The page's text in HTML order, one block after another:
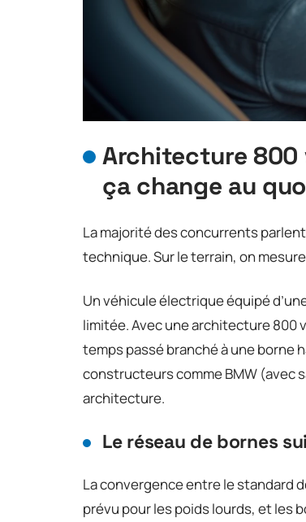
Architecture 800
ça change au
La majorité des concurrents
technique. Sur le terrain, on
Un véhicule électrique équipé
limitée. Avec une architecture 800
temps passé branché à une borne
constructeurs comme BMW (avec
architecture.
Le réseau de bornes
La convergence entre le standard
prévu pour les poids lourds, et les